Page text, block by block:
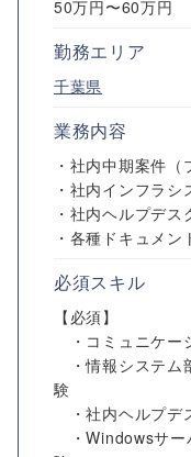
50万円〜60万円
勤務エリア
千葉県
業務内容
・社内中期案件
・社内インフラ
・社内ヘルプデス
・各種ドキュメン
必須スキル
【必須】
・コミュニケー
・情報システム
験
・社内ヘルプデ
・Windowsサー